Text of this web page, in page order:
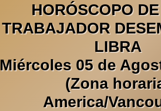
HORÓSCOPO
TRABAJADOR
LIBRA
Miércoles 05 de
(Zona
America/